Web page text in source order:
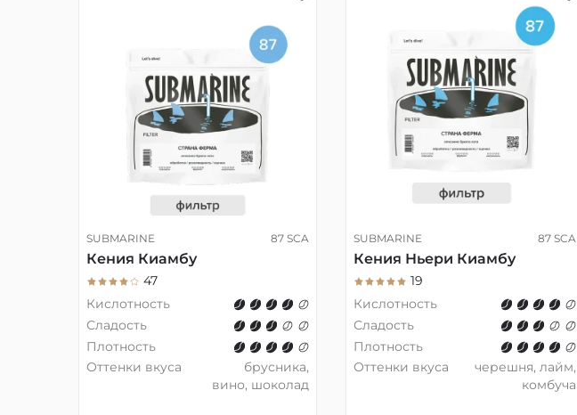
SUBMARINE 87 SCA
Кения Киамбу
47
Кислотность
Сладость
Плотность
Оттенки вкуса
брусника,
вино, шоколад
SUBMARINE 87 SCA
Кения Ньери Киамбу
19
Кислотность
Сладость
Плотность
Оттенки вкуса
черешня, лайм,
комбуча